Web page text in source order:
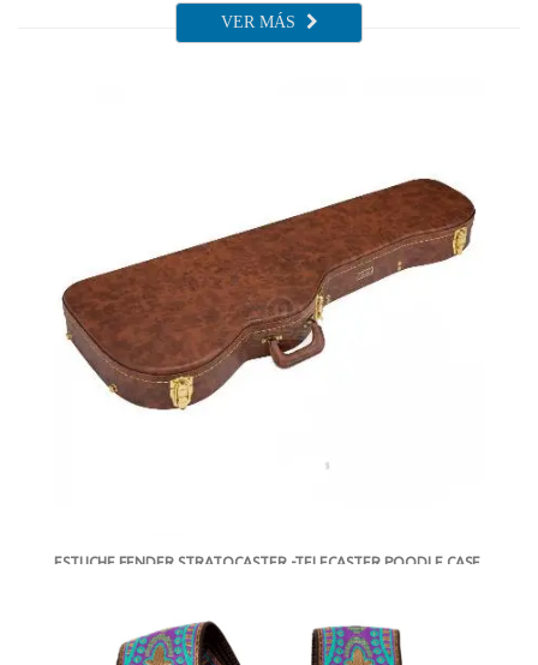
VER MÁS
ESTUCHE FENDER STRATOCASTER -TELECASTER POODLE CASE
MXN $3,802